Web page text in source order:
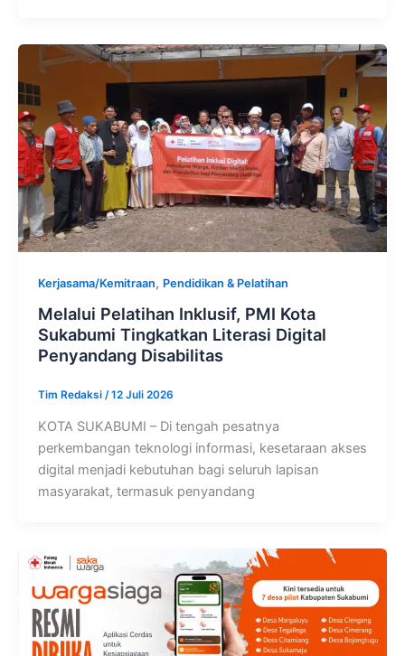
Kerjasama/Kemitraan, Pendidikan & Pelatihan
Melalui Pelatihan Inklusif, PMI Kota
Sukabumi Tingkatkan Literasi Digital
Penyandang Disabilitas
Tim Redaksi /12 Juli 2026
KOTA SUKABUMI – Di tengah pesatnya
perkembangan teknologi informasi, kesetaraan akses
digital menjadi kebutuhan bagi seluruh lapisan
masyarakat, termasuk penyandang